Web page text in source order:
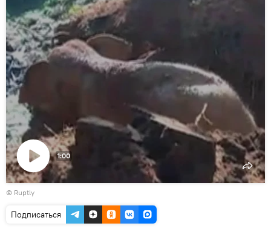
Воспроизвести
видео
1:00
© Ruptly
Подписаться